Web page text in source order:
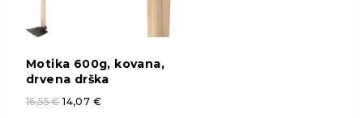
Motika 600g, kovana,
drvena drška
16,55€ 14,07 €